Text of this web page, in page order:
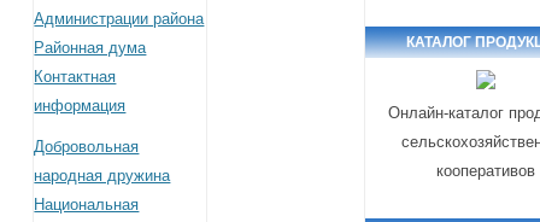
Администрации района
Районная дума
Контактная
информация
Добровольная
народная дружина
Национальная
КАТАЛОГ
Онлайн-каталог
кооперативов